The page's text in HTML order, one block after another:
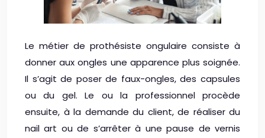
Le métier de prothésiste ongulaire consiste à
donner aux ongles une apparence plus soignée.
Il s’agit de poser de faux-ongles, des capsules
ou du gel. Le ou la professionnel procède
ensuite, à la demande du client, de réaliser du
nail art ou de s’arrêter à une pause de vernis